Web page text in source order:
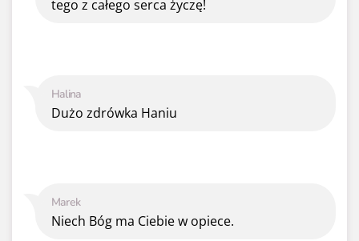
Marek
Niech Bóg ma Ciebie w opiece.
Halina
Dużo zdrówka Haniu
tego z całego serca życzę!